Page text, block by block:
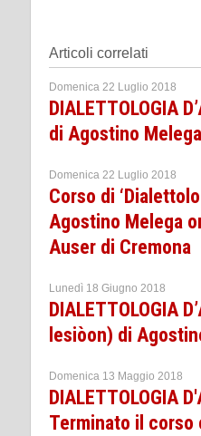
Articoli correlati
Domenica 22 Luglio 2018
DIALETTOLOGIA
di Agostino Melega
Domenica 22 Luglio 2018
Corso di
Agostino Melega
Auser di Cremona
Lunedì 18 Giugno 2018
DIALETTOLOGIA
lesiòon) di
Domenica 13 Maggio 2018
DIALETTOLOGIA
Terminato il corso